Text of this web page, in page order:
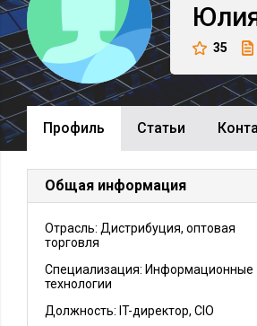
35
Профиль Cтатьи
Общая информация
Отрасль: Дистрибуция, оптовая
торговля
Специализация: Информационные
технологии
Должность: IT-директор, CIO